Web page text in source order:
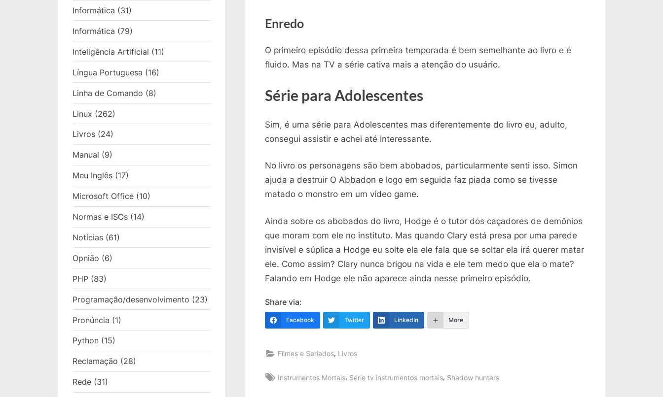
Enredo
O primeiro episódio dessa primeira temporada é bem semelhante ao livro e é
fluido. Mas na TV a série cativa mais a atenção do usuário.
Série para Adolescentes
Sim, é uma série para Adolescentes mas diferentemente do livro eu, adulto,
consegui assistir e achei até interessante.
No livro os personagens são bem abobados, particularmente senti isso. Simon
ajuda a destruir O Abbadon e logo em seguida faz piada como se tivesse
matado o monstro em um vídeo game.
Ainda sobre os abobados do livro, Hodge é o tutor dos caçadores de demônios
que moram com ele no instituto. Mas quando Clary está presa por uma parede
invisível e súplica a Hodge eu solte ela ele fala que se soltar ela irá querer matar
ele. Como assim? Clary nunca brigou na vida e ele tem medo que ela o mate?
Falando em Hodge ele não aparece ainda nesse primeiro episódio.
Share via:
Facebook Twitter LinkedIn More
Filmes e Seriados, Livros
Tags:
Instrumentos Mortais, Série tv instrumentos mortais, Shadow hunters
Informática (31)
Informática (79)
Inteligência Artificial (11)
Língua Portuguesa (16)
Linha de Comando (8)
Linux (262)
Livros (24)
Manual (9)
Meu Inglês (17)
Microsoft Office (10)
Normas e ISOs (14)
Notícias (61)
Opnião (6)
PHP (83)
Programação/desenvolvimento (23)
Pronúncia (1)
Python (15)
Reclamação (28)
Rede (31)